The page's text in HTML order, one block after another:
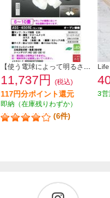
11,737円 (税込)
117円分ポイント還元
即納（在庫残りわずか）
(6件)
3営